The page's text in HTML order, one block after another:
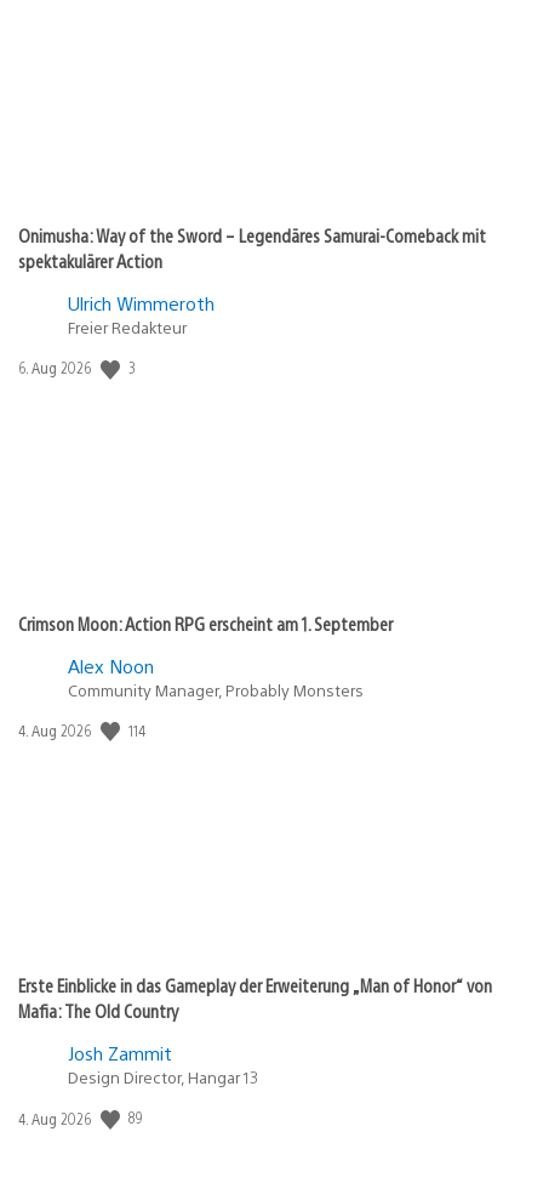
Onimusha: Way of the Sword – Legendäres Samurai-Comeback mit
spektakulärer Action
Ulrich Wimmeroth
Freier Redakteur
Veröffentlichungsdatum:
6. Aug 2026 3
Crimson Moon: Action RPG erscheint am 1. September
Alex Noon
Community Manager, Probably Monsters
Veröffentlichungsdatum:
4. Aug 2026 114
Erste Einblicke in das Gameplay der Erweiterung „Man of Honor“ von
Mafia: The Old Country
Josh Zammit
Design Director, Hangar 13
Veröffentlichungsdatum:
4. Aug 2026 89